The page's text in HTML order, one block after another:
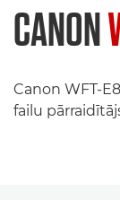
CANON
Canon WFT-
failu